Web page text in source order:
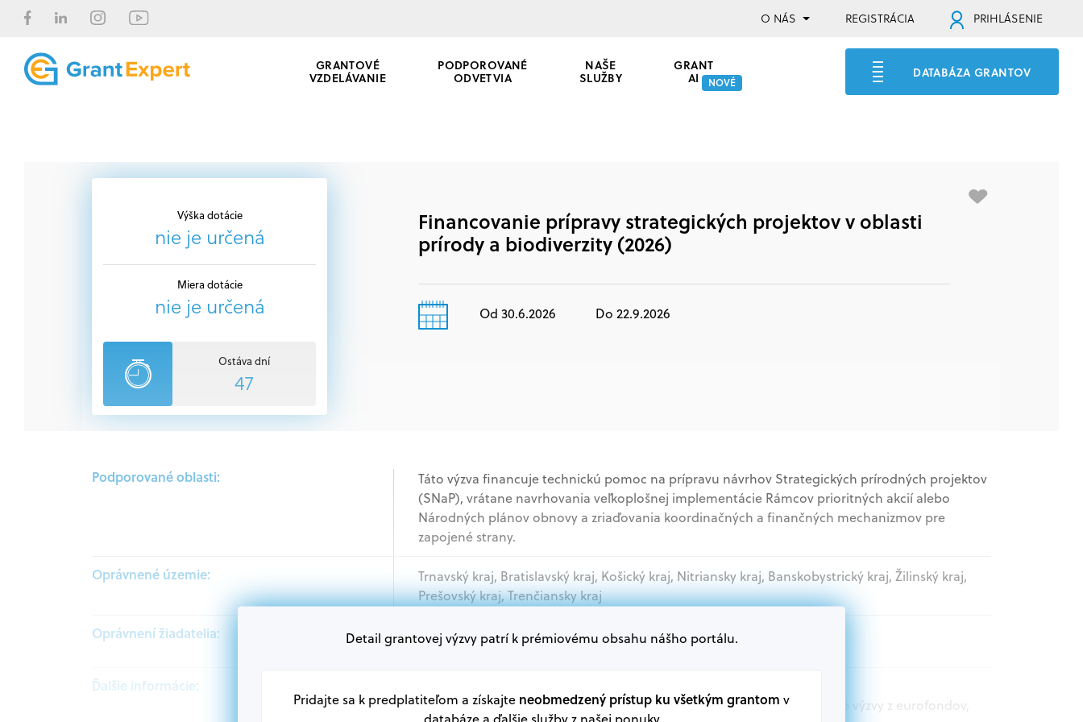
O NÁS REGISTRÁCIA PRIHLÁSENIE
GRANTOVÉ
VZDELÁVANIE
PODPOROVANÉ
ODVETVIA
NAŠE
SLUŽBY
GRANT
AI NOVÉ
DATABÁZA GRANTOV
Výška dotácie
nie je určená
Miera dotácie
nie je určená
Ostáva dní
47
Financovanie prípravy strategických projektov v oblasti
prírody a biodiverzity (2026)
Od 30.6.2026 Do 22.9.2026
Podporované oblasti:
Táto výzva financuje technickú pomoc na prípravu návrhov Strategických prírodných projektov
(SNaP), vrátane navrhovania veľkoplošnej implementácie Rámcov prioritných akcií alebo
Národných plánov obnovy a zriaďovania koordinačných a finančných mechanizmov pre
zapojené strany.
Oprávnené územie:
Trnavský kraj, Bratislavský kraj, Košický kraj, Nitriansky kraj, Banskobystrický kraj, Žilinský kraj,
Prešovský kraj, Trenčiansky kraj
Oprávnení žiadatelia:
Akademický sektor, Podnikatelia, Samospráva, Mimovládne organizácie
Ďalšie informácie:
V databáze grantov a dotácií na portáli Grantexpert.sk nájdete aktuálne výzvy z eurofondov,
Detail grantovej výzvy patrí k prémiovému obsahu nášho portálu.
Pridajte sa k predplatiteľom a získajte neobmedzený prístup ku všetkým grantom v
databáze a ďalšie služby z našej ponuky